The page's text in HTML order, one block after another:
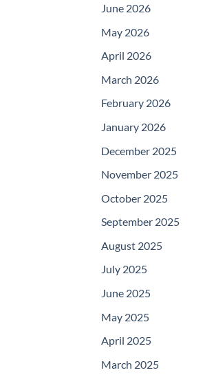
June 2026
May 2026
April 2026
March 2026
February 2026
January 2026
December 2025
November 2025
October 2025
September 2025
August 2025
July 2025
June 2025
May 2025
April 2025
March 2025